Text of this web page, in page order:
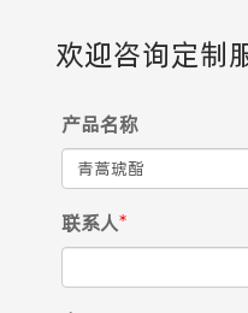
欢迎咨询定制
产品名称
联系人*